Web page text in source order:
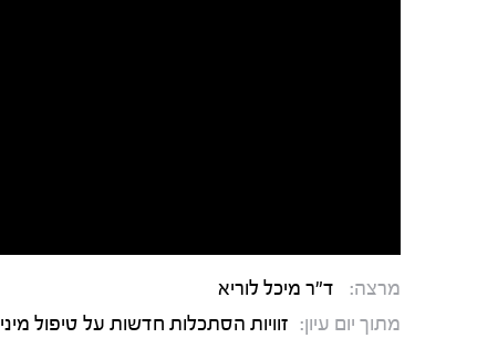
מרצה:
ד"ר מיכל לוריא
מתוך יום עיון: זוויות הסתכלות חדשות על טיפול מיני